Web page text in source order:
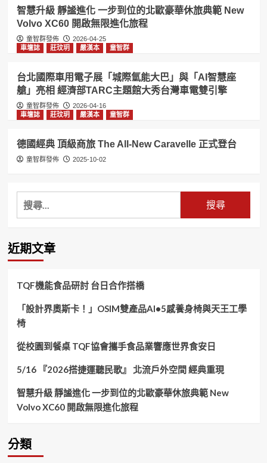
智慧升級 靜謐進化 一步到位的北歐豪華休旅典範 New
Volvo XC60 開啟無限進化旅程
童智群發佈
2026-04-25
車壇誌
莊玟玥 嚴漢本 童智群
台北國際車用電子展「城際氫能大巴」與「AI智慧座
艙」亮相 經濟部TARC主題館大秀台灣車電雙引擎
童智群發佈
2026-04-16
車壇誌
莊玟玥 嚴漢本 童智群
德國經典 頂級商旅 The All-New Caravelle 正式登台
童智群發佈 2025-10-02
搜
尋
鍵
字:
近期文章
TQF機能食品研討 台日合作搭橋
「設計界奧斯卡！」OSIM雙產品AI•5感養身椅與天王工學
椅
從校園到餐桌 TQF協會攜手食品業響應世界食安日
5/16 『2026搭捷運聽民歌』 北流戶外空間 經典重現
智慧升級 靜謐進化 一步到位的北歐豪華休旅典範 New
Volvo XC60 開啟無限進化旅程
分類